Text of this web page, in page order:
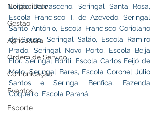
No gabinete
Gestão
Agricultura
Ordem de Serviço
Comunicação
Eventos
Esporte
Leitão Damasceno. Seringal Santa Rosa,
Escola Francisco T. de Azevedo. Seringal
Santo Antônio, Escola Francisco Coriolano
de Sousa. Seringal Salão, Escola Ramiro
Prado. Seringal Novo Porto, Escola Beija
Flor. Seringal Buriti, Escola Carlos Feijó de
Melo. Seringal Bares, Escola Coronel Júlio
Santos e Seringal Benfica, Fazenda
Coqueiro, Escola Paraná.